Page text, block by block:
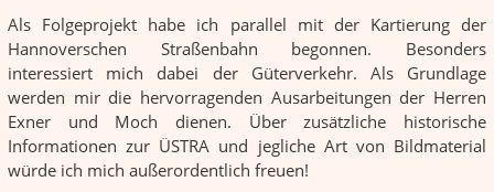
Als Folgeprojekt habe ich parallel mit der Kartierung der
Hannoverschen Straßenbahn begonnen. Besonders
interessiert mich dabei der Güterverkehr. Als Grundlage
werden mir die hervorragenden Ausarbeitungen der Herren
Exner und Moch dienen. Über zusätzliche historische
Informationen zur ÜSTRA und jegliche Art von Bildmaterial
würde ich mich außerordentlich freuen!